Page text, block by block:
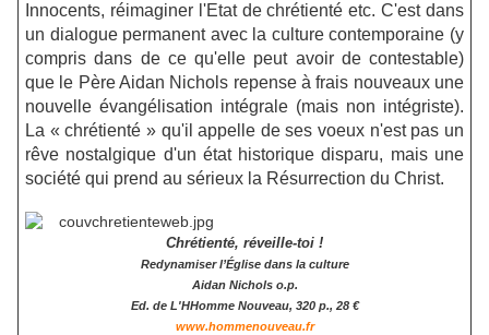
Innocents, réimaginer l'Etat de chrétienté etc. C'est dans
un dialogue permanent avec la culture contemporaine (y
compris dans de ce qu'elle peut avoir de contestable)
que le Père Aidan Nichols repense à frais nouveaux une
nouvelle évangélisation intégrale (mais non intégriste).
La « chrétienté » qu'il appelle de ses voeux n'est pas un
rêve nostalgique d'un état historique disparu, mais une
société qui prend au sérieux la Résurrection du Christ.
Chrétienté, réveille-toi !
Redynamiser l’Église dans la culture
Aidan Nichols o.p.
Ed. de L'HHomme Nouveau, 320 p., 28 €
www.hommenouveau.fr